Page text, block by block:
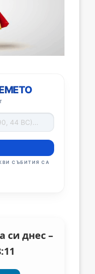
СЪБИТИЯ СА
си днес –